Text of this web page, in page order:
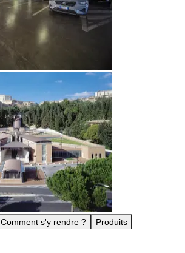
Comment s'y rendre ? Produits